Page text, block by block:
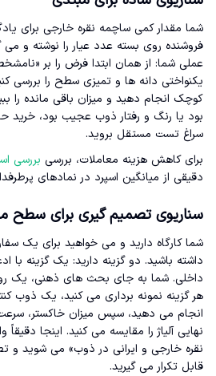
شما مقدار کمی ساچمه نقره خارجی برای
فروشنده روی بسته عدد عیار را نوشته و می
عملی شما: از همان ابتدا فرض را بر
یکنواختی دانه ها و تمیزی سطح را بررسی
کوچک انجام دهید و میزان باقی مانده را
بود یا رنگ و رفتار ذوب عجیب بود، خرید
سراغ تست مستقل بروید.
برای کاهش هزینه معاملات، بررسی بررسی
دقیقی از میانگین اسپرد در نمادهای
سناریوی تصمیم گیری برای سطح
شما کارگاه دارید و می خواهید برای یک
داشته باشید. دو گزینه دارید: یک گزینه با
داخلی. شما به جای بحث های ذهنی، یک
هر گزینه نمونه برداری می کنید، یک ذوب
انجام می دهید، سپس میزان خاکستر،
نهایی آلیاژ را مقایسه می کنید. اینجا
نقره خارجی و ایرانی در ذوب» می شوید و
قابل تکرار می گیرید.